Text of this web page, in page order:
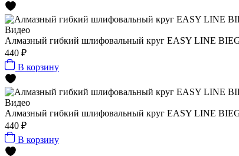
Видео
Алмазный гибкий шлифовальный круг EASY LINE
440 ₽
В корзину
Видео
Алмазный гибкий шлифовальный круг EASY LINE
440 ₽
В корзину